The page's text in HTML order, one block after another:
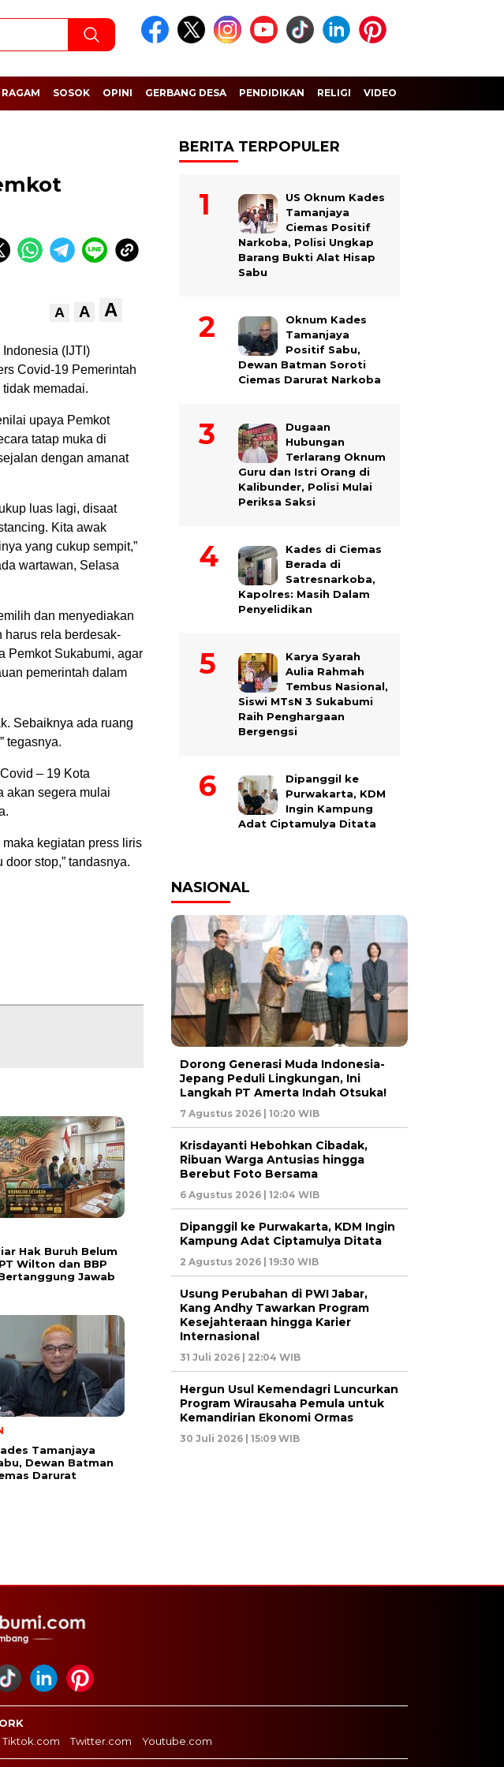
RAGAM SOSOK OPINI GERBANG DESA PENDIDIKAN RELIGI VIDEO
A A A
(IJTI)
Covid-19 Pemerintah
memadai.
upaya Pemkot
tatap muka di
dengan amanat
luas lagi, disaat
Kita awak
yang cukup sempit,”
wartawan, Selasa
dan menyediakan
harus rela berdesak-
Pemkot Sukabumi, agar
pemerintah dalam
Sebaiknya ada ruang
tegasnya.
– 19 Kota
akan segera mulai
kegiatan press liris
stop,” tandasnya.
Hak Buruh Belum
Wilton dan BBP
Jawab
Tamanjaya
Dewan Batman
Darurat
BERITA TERPOPULER
US Oknum Kades
Tamanjaya
Ciemas Positif
Narkoba, Polisi Ungkap
Barang Bukti Alat Hisap
Sabu
Oknum Kades
Tamanjaya
Positif Sabu,
Dewan Batman Soroti
Ciemas Darurat Narkoba
Dugaan
Hubungan
Terlarang Oknum
Guru dan Istri Orang di
Kalibunder, Polisi Mulai
Periksa Saksi
Kades di Ciemas
Berada di
Satresnarkoba,
Kapolres: Masih Dalam
Penyelidikan
Karya Syarah
Aulia Rahmah
Tembus Nasional,
Siswi MTsN 3 Sukabumi
Raih Penghargaan
Bergengsi
Dipanggil ke
Purwakarta, KDM
Ingin Kampung
Adat Ciptamulya Ditata
NASIONAL
Dorong Generasi Muda Indonesia-
Jepang Peduli Lingkungan, Ini
Langkah PT Amerta Indah Otsuka!
7 Agustus 2026 | 10:20 WIB
Krisdayanti Hebohkan Cibadak,
Ribuan Warga Antusias hingga
Berebut Foto Bersama
6 Agustus 2026 | 12:04 WIB
Dipanggil ke Purwakarta, KDM Ingin
Kampung Adat Ciptamulya Ditata
2 Agustus 2026 | 19:30 WIB
Usung Perubahan di PWI Jabar,
Kang Andhy Tawarkan Program
Kesejahteraan hingga Karier
Internasional
31 Juli 2026 | 22:04 WIB
Hergun Usul Kemendagri Luncurkan
Program Wirausaha Pemula untuk
Kemandirian Ekonomi Ormas
30 Juli 2026 | 15:09 WIB
Tiktok.com Twitter.com Youtube.com